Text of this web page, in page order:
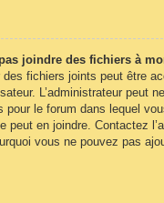
joindre des fichiers à
des fichiers joints peut être
L’administrateur peut
pour le forum dans lequel
peut en joindre. Contactez
vous ne pouvez pas